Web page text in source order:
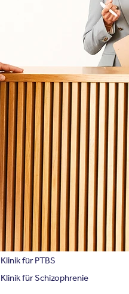
Presse
Bewertungen
Karriere
Unternehmensfakten
Suchtklinik
Klinik für Anorexie
Klinik für Erschöpfung
Klinik für Essstörung
Klinik für Mediensucht
Klinik für Psychose
Klinik für PTBS
Klinik für Schizophrenie